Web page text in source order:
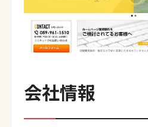
会社情報